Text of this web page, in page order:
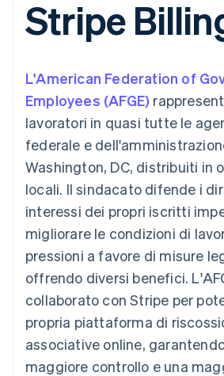
flessibile
Metodi di
pagamento
Accesso a
Terminal
persona
Authorization
Accettazione
ottimizzata
Pagamento
accelerato
Connections
Conti finanziari
della
Stripe Sigma
Data Pipeline
dei dati
Altro
Product roadmap
Scopri cosa ti aspetta
Gestione del
Piattaforme
SaaS
Per settore
Aziende di IA
Creator economy
Gaming
tempo libero
Assicurazione
Media e
intrattenimento
Organizzazioni non
profit
Servizi
Pubblica
amministrazione
Commercio al
Gestire gli
abbonamenti
Offrire addebiti in
garantite da
Esegui il
gestisci i servizi
agenti
Risorse
Integrazioni app
Esempi di codice
Blog per
Stato dell'API
Roadmap del
Conferenza annuale
Sala stampa
Stripe Press
Recapiti
Contattaci
Diventa nostro
Stripe
L'American Federation of
Employees (AFGE)
lavoratori in quasi tutte le
federale e
Washington, DC, distribuiti in
locali. Il sindacato difende i
interessi dei propri iscritti
migliorare le condizioni di
pressioni a favore di misure
offrendo diversi benefici.
collaborato con Stripe per
propria piattaforma di
associative online,
maggiore controllo e una